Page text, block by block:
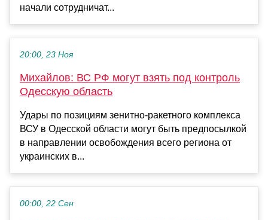
начали сотрудничат...
20:00, 23 Ноя
Михайлов: ВС РФ могут взять под контроль
Одесскую область
Удары по позициям зенитно-ракетного комплекса
ВСУ в Одесской области могут быть предпосылкой
в направлении освобождения всего региона от
украинских в...
00:00, 22 Сен